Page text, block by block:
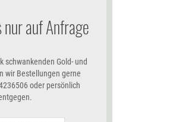
auf Anfrage
schwankenden Gold- und
wir Bestellungen gerne
oder persönlich